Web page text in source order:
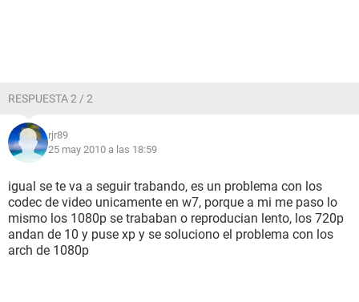
RESPUESTA 2 / 2
rjr89
25 may 2010 a las 18:59
igual se te va a seguir trabando, es un problema con los
codec de video unicamente en w7, porque a mi me paso lo
mismo los 1080p se trababan o reproducian lento, los 720p
andan de 10 y puse xp y se soluciono el problema con los
arch de 1080p